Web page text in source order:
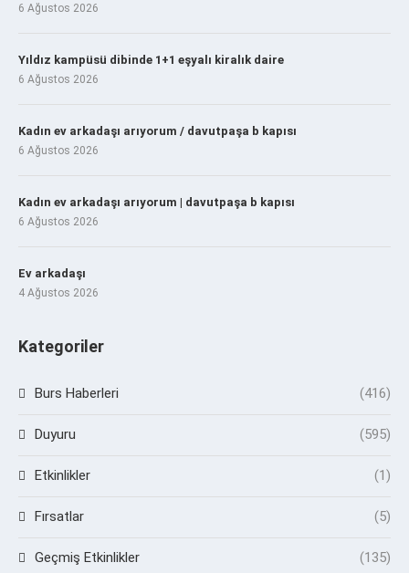
6 Ağustos 2026
Yıldız kampüsü dibinde 1+1 eşyalı kiralık daire
6 Ağustos 2026
Kadın ev arkadaşı arıyorum / davutpaşa b kapısı
6 Ağustos 2026
Kadın ev arkadaşı arıyorum | davutpaşa b kapısı
6 Ağustos 2026
Ev arkadaşı
4 Ağustos 2026
Kategoriler
Burs Haberleri (416)
Duyuru (595)
Etkinlikler (1)
Fırsatlar (5)
Geçmiş Etkinlikler (135)